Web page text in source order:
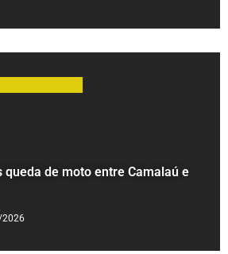
queda de moto entre Camalaú e